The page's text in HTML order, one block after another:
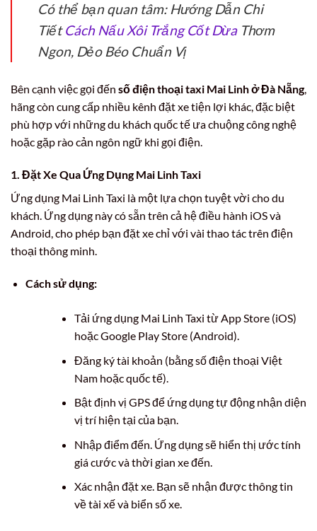
Có thể bạn quan tâm: Hướng Dẫn Chi
TiếtCách Nấu Xôi Trắng Cốt DừaThơm
Ngon, Dẻo Béo Chuẩn Vị
Bên cạnh việc gọi đến số điện thoại taxi Mai Linh ở Đà Nẵng,
hãng còn cung cấp nhiều kênh đặt xe tiện lợi khác, đặc biệt
phù hợp với những du khách quốc tế ưa chuộng công nghệ
hoặc gặp rào cản ngôn ngữ khi gọi điện.
1. Đặt Xe Qua Ứng Dụng Mai Linh Taxi
Ứng dụng Mai Linh Taxi là một lựa chọn tuyệt vời cho du
khách. Ứng dụng này có sẵn trên cả hệ điều hành iOS và
Android, cho phép bạn đặt xe chỉ với vài thao tác trên điện
thoại thông minh.
Cách sử dụng:
Tải ứng dụng Mai Linh Taxi từ App Store (iOS)
hoặc Google Play Store (Android).
Đăng ký tài khoản (bằng số điện thoại Việt
Nam hoặc quốc tế).
Bật định vị GPS để ứng dụng tự động nhận diện
vị trí hiện tại của bạn.
Nhập điểm đến. Ứng dụng sẽ hiển thị ước tính
giá cước và thời gian xe đến.
Xác nhận đặt xe. Bạn sẽ nhận được thông tin
về tài xế và biển số xe.